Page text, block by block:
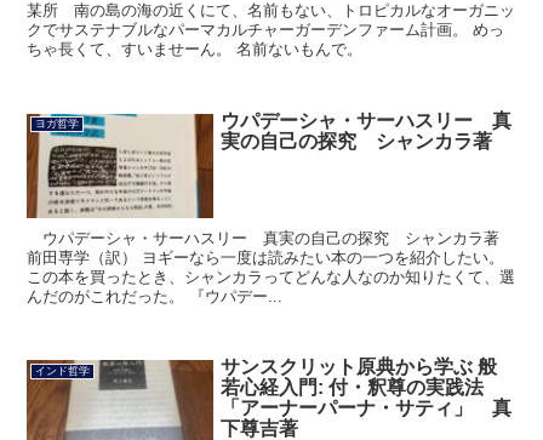
某所 南の島の海の近くにて、名前もない、トロピカルなオーガニッ
クでサステナブルなパーマカルチャーガーデンファーム計画。 めっ
ちゃ長くて、すいませーん。 名前ないもんで。
ヨガ哲学
ウパデーシャ・サーハスリー 真
実の自己の探究 シャンカラ著
ウパデーシャ・サーハスリー 真実の自己の探究 シャンカラ著
前田専学（訳） ヨギーなら一度は読みたい本の一つを紹介したい。
この本を買ったとき、シャンカラってどんな人なのか知りたくて、選
んだのがこれだった。 『ウパデー...
インド哲学
サンスクリット原典から学ぶ 般
若心経入門: 付・釈尊の実践法
「アーナーパーナ・サティ」 真
下尊吉著